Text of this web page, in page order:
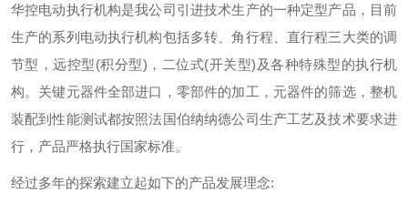
华控电动执行机构是我公司引进技术生产的一种定型产品，目前
生产的系列电动执行机构包括多转、角行程、直行程三大类的调
节型，远控型(积分型) ，二位式(开关型) 及各种特殊型的执行机
构。关键元器件全部进口，零部件的加工，元器件的筛选，整机
装配到性能测试都按照法国伯纳纳德公司生产工艺及技术要求进
行，产品严格执行国家标准。
经过多年的探索建立起如下的产品发展理念: